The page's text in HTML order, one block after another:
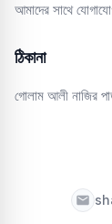
আমাদের সাথে
ঠিকানা
গোলাম আলী নাজির